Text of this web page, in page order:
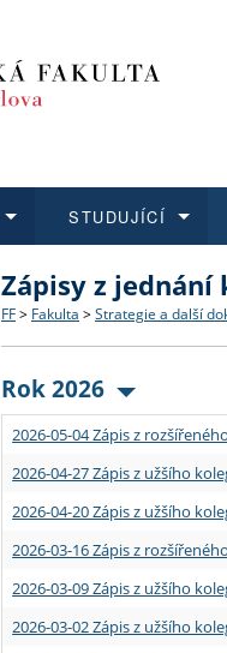
Struktura a historie
Strategie a další
Podpora a benefity pro
Absolventi fakulty
Co studovat a jak se
Učitelské studijní
Informace k průběhu
STUDUJÍCÍ
Bakalářské a magisterské
Doktorské studium
Rigorózní řízení
O vědě a výzkumu na FF
Akademické kvalifikace
Granty a projekty
Aktuální nabídky a
Vyjíždějící studenti
Přijíždějící studenti
Vyjíždějící zaměstnanci
Zápisy z jednání
FF > Fakulta > Strategie a další
Rok 2026
2026-05-04 Zápis z
2026-04-27 Zápis z užšího
2026-04-20 Zápis z užšího
2026-03-16 Zápis z
2026-03-09 Zápis z užšího
2026-03-02 Zápis z užšího